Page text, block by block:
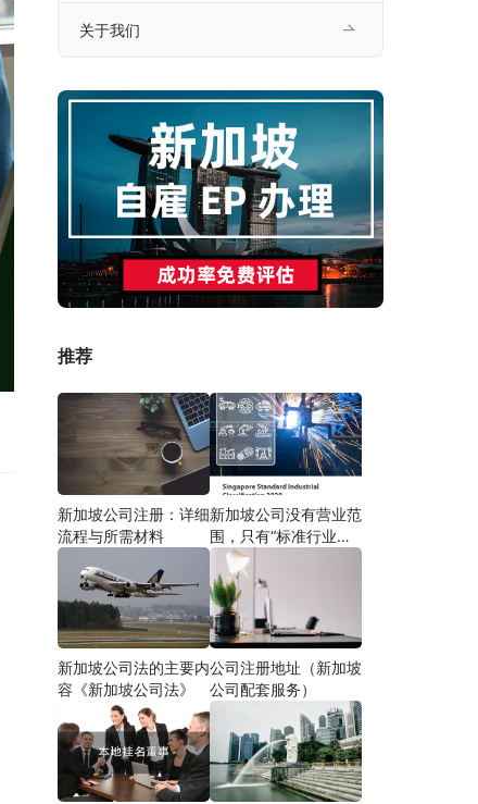
关于我们
推荐
新加坡公司注册：详细
流程与所需材料
新加坡公司没有营业范
围，只有“标准行业分
类 SSIC”
新加坡公司法的主要内
容《新加坡公司法》
公司注册地址（新加坡
公司配套服务）